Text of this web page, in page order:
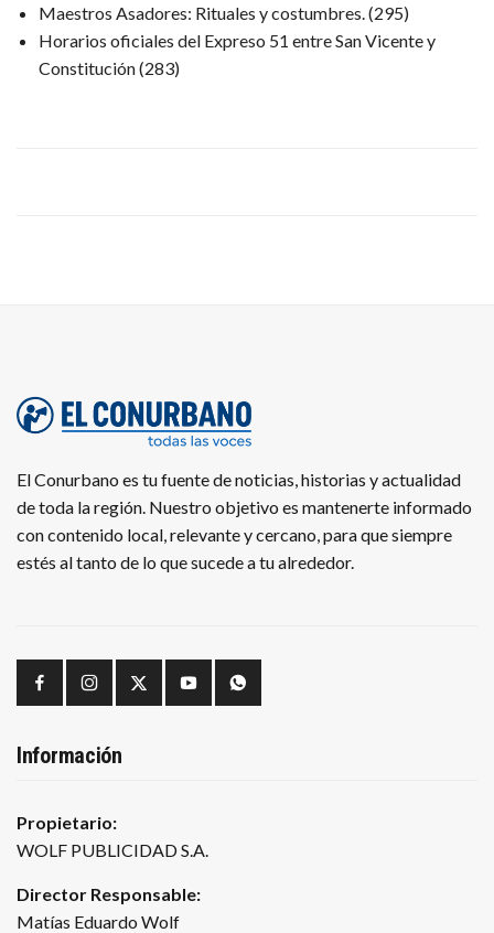
Maestros Asadores: Rituales y costumbres.(295)
Horarios oficiales del Expreso 51 entre San Vicente y
Constitución(283)
El Conurbano es tu fuente de noticias, historias y actualidad
de toda la región. Nuestro objetivo es mantenerte informado
con contenido local, relevante y cercano, para que siempre
estés al tanto de lo que sucede a tu alrededor.
Información
Propietario:
WOLF PUBLICIDAD S.A.
Director Responsable:
Matías Eduardo Wolf